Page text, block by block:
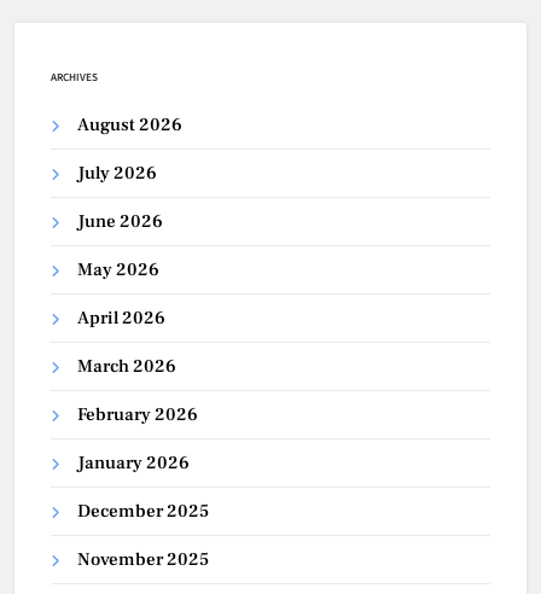
ARCHIVES
August 2026
July 2026
June 2026
May 2026
April 2026
March 2026
February 2026
January 2026
December 2025
November 2025